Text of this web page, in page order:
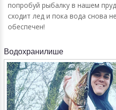
попробуй рыбалку в нашем
сходит лед и пока вода снова
обеспечен!
Водохранилише